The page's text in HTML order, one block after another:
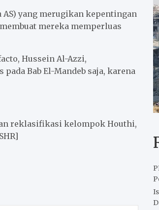
yang merugikan kepentingan
mereka memperluas
Hussein Al-Azzi,
Bab El-Mandeb saja, karena
reklasifikasi kelompok Houthi,